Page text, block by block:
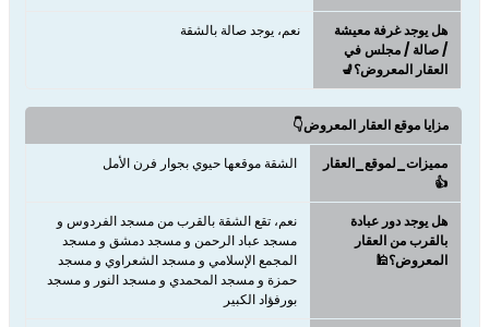
هل يوجد غرفة معيشة
/ صالة / مجلس في
العقار المعروض؟💺
نعم، يوجد صالة بالشقة
مزايا موقع العقار المعروض👇
مميزات_لموقع_العقار
👍
الشقة موقعها حيوي بجوار فرن الأمل
هل يوجد دور عبادة
بالقرب من العقار
المعروض؟🕌
نعم، تقع الشقة بالقرب من مسجد الفردوس و
مسجد عباد الرحمن و مسجد دمشق و مسجد
المجمع الإسلامي و مسجد الشعراوي و مسجد
حمزة و مسجد المحمدي و مسجد النور و مسجد
بورفؤاد الكبير